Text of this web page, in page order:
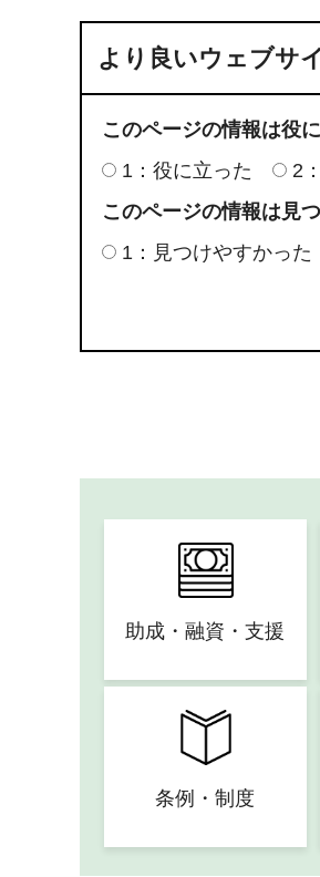
より良いウェブサ
このページの情報は役
1：役に立った
2
このページの情報は見
1：見つけやすかった
助成・融資・支援
条例・制度